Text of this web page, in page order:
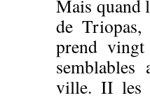
Mais quand
de
prend
semblables
ville. II les